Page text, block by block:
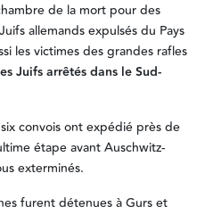
de la mort pour des
allemands expulsés du Pays
les victimes des grandes rafles
Juifs arrêtés dans le Sud-
convois ont expédié près de
étape avant Auschwitz-
exterminés.
furent détenues à Gurs et